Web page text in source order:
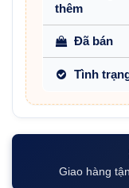
thêm
Đã bán
Tình
Giao hàng